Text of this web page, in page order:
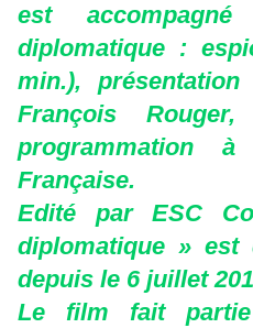
est
diplomatique :
min.),
François
programmation à
Française.
Edité par ESC
diplomatique » est
depuis le 6 juillet
Le film fait